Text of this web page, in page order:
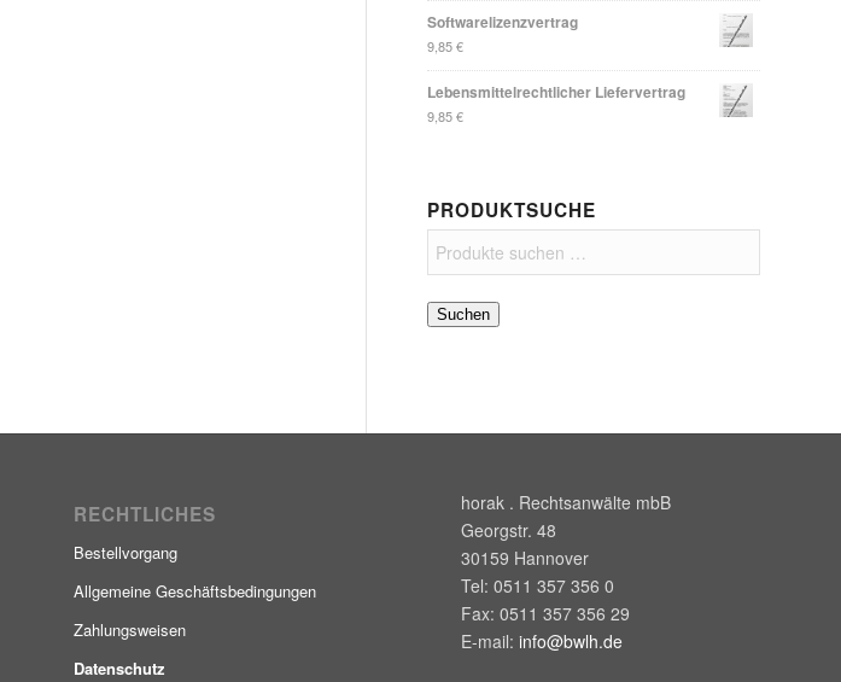
Softwarelizenzvertrag
9,85€
Lebensmittelrechtlicher Liefervertrag
9,85€
PRODUKTSUCHE
Suchen
RECHTLICHES
Bestellvorgang
Allgemeine Geschäftsbedingungen
Zahlungsweisen
Datenschutz
horak . Rechtsanwälte mbB
Georgstr. 48
30159 Hannover
Tel: 0511 357 356 0
Fax: 0511 357 356 29
E-mail: info@bwlh.de